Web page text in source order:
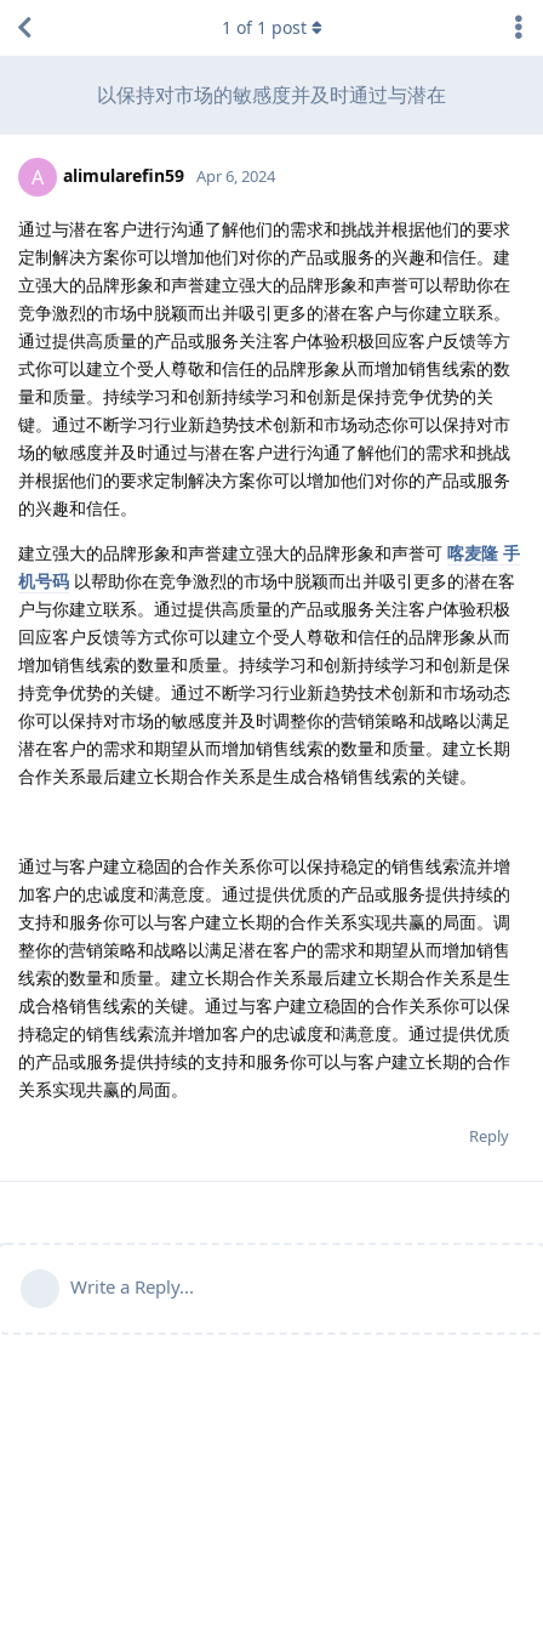
以保持对市场的敏感度并及时通过与潜在
1 of 1 post
A alimularefin59 Apr 6, 2024
通过与潜在客户进行沟通了解他们的需求和挑战并根据他们的要求
定制解决方案你可以增加他们对你的产品或服务的兴趣和信任。建
立强大的品牌形象和声誉建立强大的品牌形象和声誉可以帮助你在
竞争激烈的市场中脱颖而出并吸引更多的潜在客户与你建立联系。
通过提供高质量的产品或服务关注客户体验积极回应客户反馈等方
式你可以建立个受人尊敬和信任的品牌形象从而增加销售线索的数
量和质量。持续学习和创新持续学习和创新是保持竞争优势的关
键。通过不断学习行业新趋势技术创新和市场动态你可以保持对市
场的敏感度并及时通过与潜在客户进行沟通了解他们的需求和挑战
并根据他们的要求定制解决方案你可以增加他们对你的产品或服务
的兴趣和信任。
建立强大的品牌形象和声誉建立强大的品牌形象和声誉可 喀麦隆 手
机号码 以帮助你在竞争激烈的市场中脱颖而出并吸引更多的潜在客
户与你建立联系。通过提供高质量的产品或服务关注客户体验积极
回应客户反馈等方式你可以建立个受人尊敬和信任的品牌形象从而
增加销售线索的数量和质量。持续学习和创新持续学习和创新是保
持竞争优势的关键。通过不断学习行业新趋势技术创新和市场动态
你可以保持对市场的敏感度并及时调整你的营销策略和战略以满足
潜在客户的需求和期望从而增加销售线索的数量和质量。建立长期
合作关系最后建立长期合作关系是生成合格销售线索的关键。
通过与客户建立稳固的合作关系你可以保持稳定的销售线索流并增
加客户的忠诚度和满意度。通过提供优质的产品或服务提供持续的
支持和服务你可以与客户建立长期的合作关系实现共赢的局面。调
整你的营销策略和战略以满足潜在客户的需求和期望从而增加销售
线索的数量和质量。建立长期合作关系最后建立长期合作关系是生
成合格销售线索的关键。通过与客户建立稳固的合作关系你可以保
持稳定的销售线索流并增加客户的忠诚度和满意度。通过提供优质
的产品或服务提供持续的支持和服务你可以与客户建立长期的合作
关系实现共赢的局面。
Reply
Write a Reply...